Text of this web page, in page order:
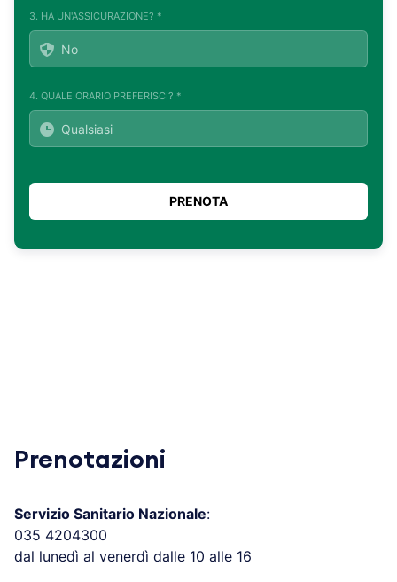
3. HA UN'ASSICURAZIONE? *
4. QUALE ORARIO PREFERISCI? *
Prenotazioni
Servizio Sanitario Nazionale:
035 4204300
dal lunedì al venerdì dalle 10 alle 16